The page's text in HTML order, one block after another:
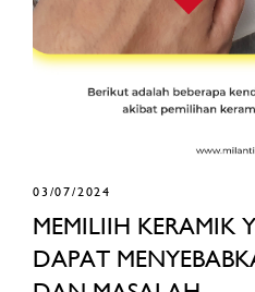
MEMILIIH KERAMIK
DAPAT
03/07/2024